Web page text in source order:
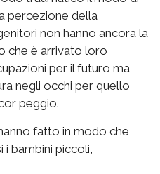
percezione della
non hanno ancora la
che è arrivato loro
per il futuro ma
negli occhi per quello
peggio.
fatto in modo che
bambini piccoli,